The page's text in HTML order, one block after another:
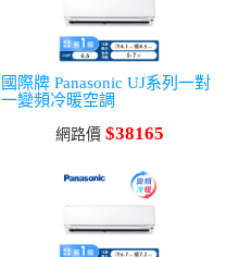
國際牌 Panasonic UJ系列一對
一變頻冷暖空調
網路價 $38165